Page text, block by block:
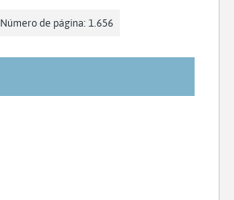
Número de página: 1.656